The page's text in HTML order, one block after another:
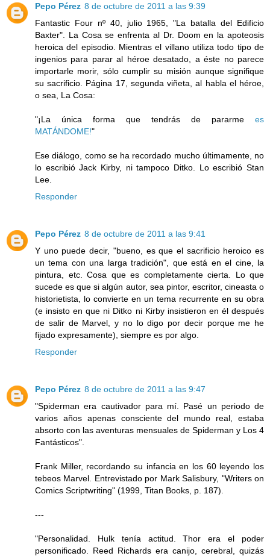
Pepo Pérez 8 de octubre de 2011 a las 9:39
Fantastic Four nº 40, julio 1965, "La batalla del Edificio
Baxter". La Cosa se enfrenta al Dr. Doom en la apoteosis
heroica del episodio. Mientras el villano utiliza todo tipo de
ingenios para parar al héroe desatado, a éste no parece
importarle morir, sólo cumplir su misión aunque signifique
su sacrificio. Página 17, segunda viñeta, al habla el héroe,
o sea, La Cosa:
"¡La única forma que tendrás de pararme es
MATÁNDOME!"
Ese diálogo, como se ha recordado mucho últimamente, no
lo escribió Jack Kirby, ni tampoco Ditko. Lo escribió Stan
Lee.
Responder
Pepo Pérez 8 de octubre de 2011 a las 9:41
Y uno puede decir, "bueno, es que el sacrificio heroico es
un tema con una larga tradición", que está en el cine, la
pintura, etc. Cosa que es completamente cierta. Lo que
sucede es que si algún autor, sea pintor, escritor, cineasta o
historietista, lo convierte en un tema recurrente en su obra
(e insisto en que ni Ditko ni Kirby insistieron en él después
de salir de Marvel, y no lo digo por decir porque me he
fijado expresamente), siempre es por algo.
Responder
Pepo Pérez 8 de octubre de 2011 a las 9:47
"Spiderman era cautivador para mí. Pasé un periodo de
varios años apenas consciente del mundo real, estaba
absorto con las aventuras mensuales de Spiderman y Los 4
Fantásticos".
Frank Miller, recordando su infancia en los 60 leyendo los
tebeos Marvel. Entrevistado por Mark Salisbury, "Writers on
Comics Scriptwriting" (1999, Titan Books, p. 187).
---
"Personalidad. Hulk tenía actitud. Thor era el poder
personificado. Reed Richards era canijo, cerebral, quizás